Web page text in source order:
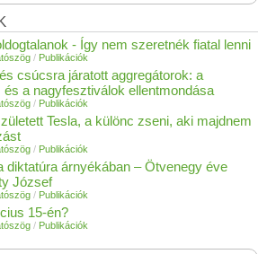
- Így nem szeretnék fiatal lenni
/ Publikációk
csúcsra járatott aggregátorok: a
a nagyfesztiválok ellentmondása
/ Publikációk
Tesla, a különc zseni, aki majdnem
/ Publikációk
diktatúra árnyékában – Ötvenegy éve
József
/ Publikációk
15-én?
/ Publikációk